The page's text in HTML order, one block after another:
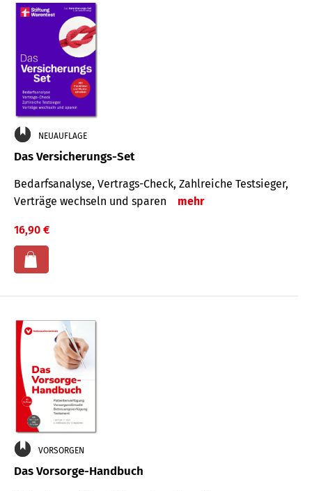
NEUAUFLAGE
Das Versicherungs-Set
Bedarfsanalyse, Vertrags-Check, Zahlreiche Testsieger,
Verträge wechseln und sparen
mehr
16,90 €
VORSORGEN
Das Vorsorge-Handbuch